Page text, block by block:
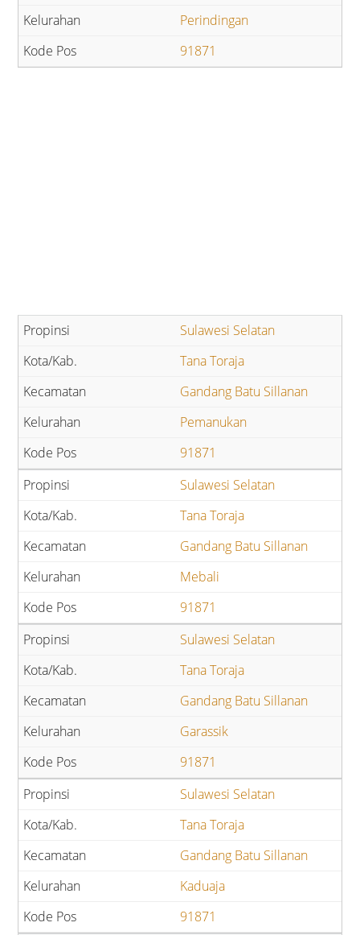
Perindingan
91871
Sulawesi Selatan
Tana Toraja
Gandang Batu Sillanan
Pemanukan
91871
Sulawesi Selatan
Tana Toraja
Gandang Batu Sillanan
Mebali
91871
Sulawesi Selatan
Tana Toraja
Gandang Batu Sillanan
Garassik
91871
Sulawesi Selatan
Tana Toraja
Gandang Batu Sillanan
Kaduaja
91871